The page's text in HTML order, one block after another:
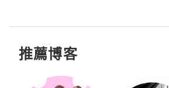
推薦博客